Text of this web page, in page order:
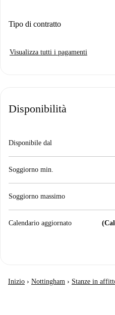
Tipo di contratto
Visualizza tutti i pagamenti
Disponibilità
Disponibile dal
Soggiorno min.
Soggiorno massimo
Calendario aggiornato
Inizio › Nottingham › Stanze in